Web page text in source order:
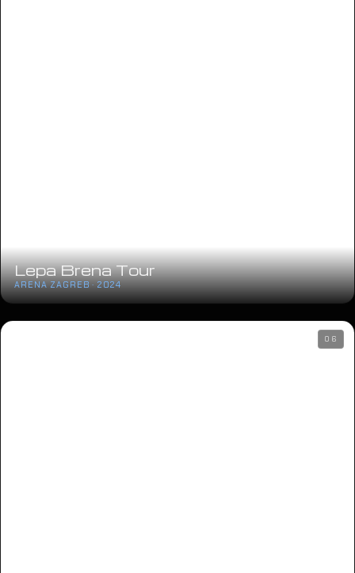
Lepa Brena Tour
ARENA ZAGREB · 2024
06